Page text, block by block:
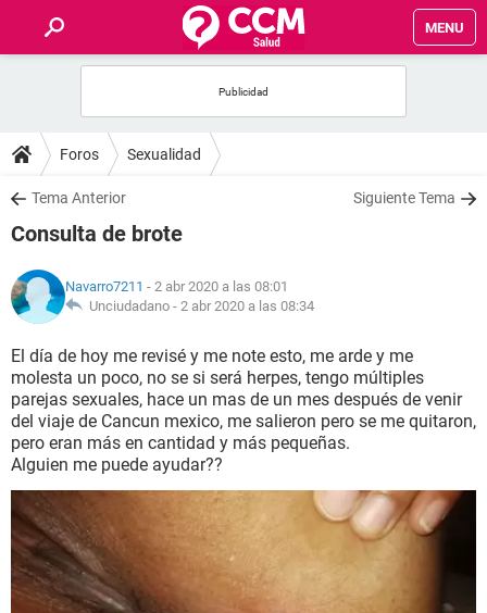
MENU
FOROS
SALUD
NUTRICIÓN
BIENESTAR
SEXUALIDAD
GLOSARIO
Foros Sexualidad
Tema Anterior Siguiente Tema
Consulta de brote
Navarro7211 - 2 abr 2020 a las 08:01
Unciudadano - 2 abr 2020 a las 08:34
El día de hoy me revisé y me note esto, me arde y me
molesta un poco, no se si será herpes, tengo múltiples
parejas sexuales, hace un mas de un mes después de venir
del viaje de Cancun mexico, me salieron pero se me quitaron,
pero eran más en cantidad y más pequeñas.
Alguien me puede ayudar??